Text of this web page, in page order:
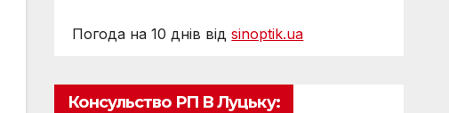
Погода на 10 днів відsinoptik.ua
Консульство РП В Луцьку: